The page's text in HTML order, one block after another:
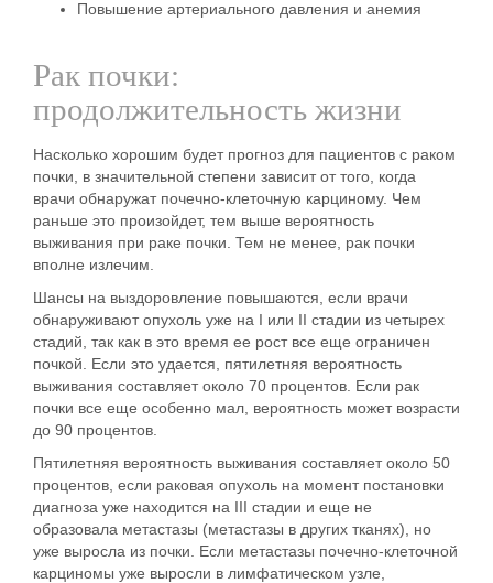
Повышение артериального давления и анемия
Рак почки:
продолжительность жизни
Насколько хорошим будет прогноз для пациентов с раком
почки, в значительной степени зависит от того, когда
врачи обнаружат почечно-клеточную карциному. Чем
раньше это произойдет, тем выше вероятность
выживания при раке почки. Тем не менее, рак почки
вполне излечим.
Шансы на выздоровление повышаются, если врачи
обнаруживают опухоль уже на I или II стадии из четырех
стадий, так как в это время ее рост все еще ограничен
почкой. Если это удается, пятилетняя вероятность
выживания составляет около 70 процентов. Если рак
почки все еще особенно мал, вероятность может возрасти
до 90 процентов.
Пятилетняя вероятность выживания составляет около 50
процентов, если раковая опухоль на момент постановки
диагноза уже находится на III стадии и еще не
образовала метастазы (метастазы в других тканях), но
уже выросла из почки. Если метастазы почечно-клеточной
карциномы уже выросли в лимфатическом узле,